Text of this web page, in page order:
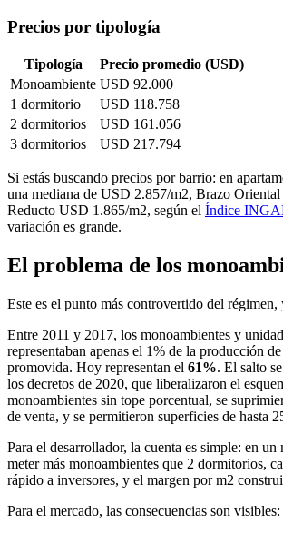
Precios por tipología
Tipología
Precio promedio (USD)
Monoambiente USD 92.000
1 dormitorio
USD 118.758
2 dormitorios
USD 161.056
3 dormitorios
USD 217.794
Si estás buscando precios por barrio: en
una mediana de USD 2.857/m2, Brazo
Reducto USD 1.865/m2, según el Índice
variación es grande.
El problema de los
Este es el punto más controvertido del régimen,
Entre 2011 y 2017, los monoambientes y
representaban apenas el 1% de la producción
promovida. Hoy representan el 61%. El salto
los decretos de 2020, que liberalizaron el
monoambientes sin tope porcentual, se
de venta, y se permitieron superficies de hasta
Para el desarrollador, la cuenta es simple: en un
meter más monoambientes que 2 dormitorios,
rápido a inversores, y el margen por m2
Para el mercado, las consecuencias son visibles: